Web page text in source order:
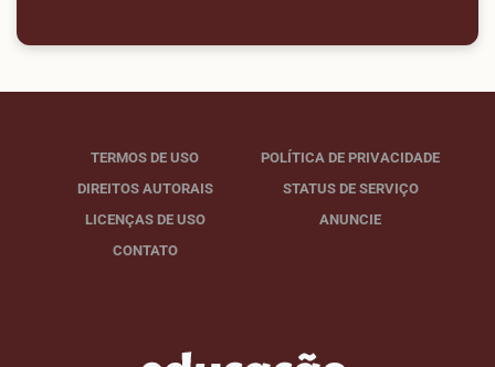
TERMOS DE USO
POLÍTICA DE PRIVACIDADE
DIREITOS AUTORAIS
STATUS DE SERVIÇO
LICENÇAS DE USO
ANUNCIE
CONTATO